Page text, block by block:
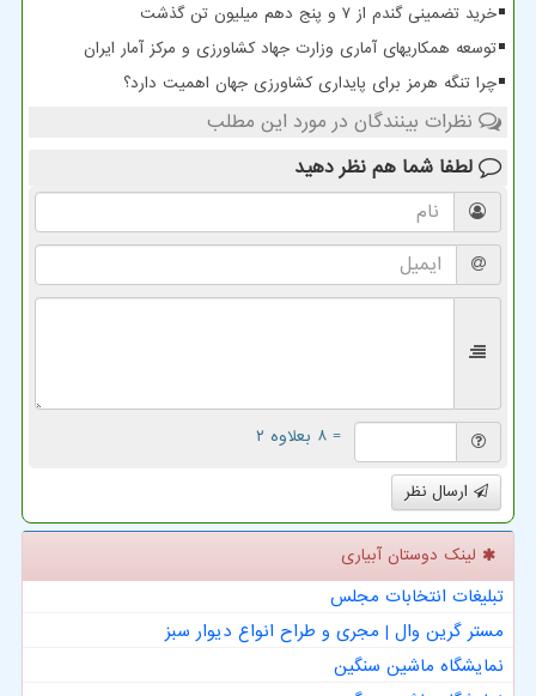
خرید تضمینی گندم از ۷ و پنج دهم میلیون تن گذشت
توسعه همکاریهای آماری وزارت جهاد کشاورزی و مرکز آمار ایران
چرا تنگه هرمز برای پایداری کشاورزی جهان اهمیت دارد؟
نظرات بینندگان در مورد این مطلب
لطفا شما هم نظر دهید
= ۸ بعلاوه ۲
ارسال نظر
لینک دوستان آبیاری
تبلیغات انتخابات مجلس
مستر گرین وال | مجری و طراح انواع دیوار سبز
نمایشگاه ماشین سنگین